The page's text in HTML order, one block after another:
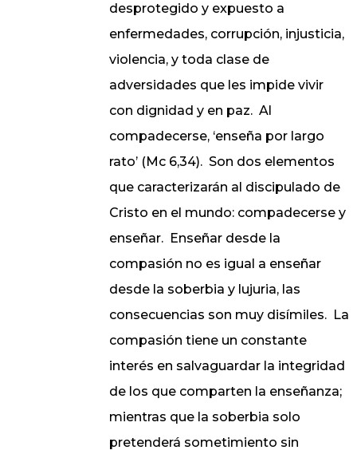
desprotegido y expuesto a
enfermedades, corrupción, injusticia,
violencia, y toda clase de
adversidades que les impide vivir
con dignidad y en paz. Al
compadecerse, ‘enseña por largo
rato’ (Mc 6,34). Son dos elementos
que caracterizarán al discipulado de
Cristo en el mundo: compadecerse y
enseñar. Enseñar desde la
compasión no es igual a enseñar
desde la soberbia y lujuria, las
consecuencias son muy disímiles. La
compasión tiene un constante
interés en salvaguardar la integridad
de los que comparten la enseñanza;
mientras que la soberbia solo
pretenderá sometimiento sin